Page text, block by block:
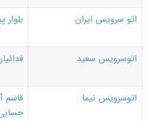
اتو سرویس ایران
بلوار
اتوسرویس سعید
اتوسرویس نیما
قاسم